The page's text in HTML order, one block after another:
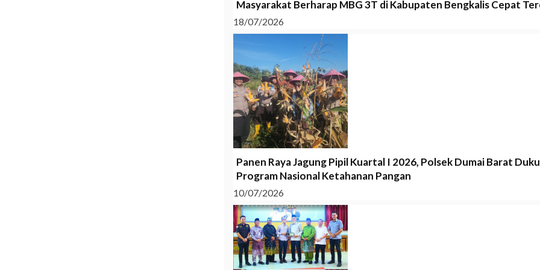
Masyarakat Berharap MBG 3T di Kabupaten Bengkalis Cepat
18/07/2026
Panen Raya Jagung Pipil Kuartal I 2026, Polsek Dumai Barat
Program Nasional Ketahanan Pangan
10/07/2026